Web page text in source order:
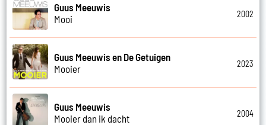
Guus Meeuwis
Mooi
2002
Guus Meeuwis en De Getuigen
Mooier
2023
Guus Meeuwis
Mooier dan ik dacht
2004